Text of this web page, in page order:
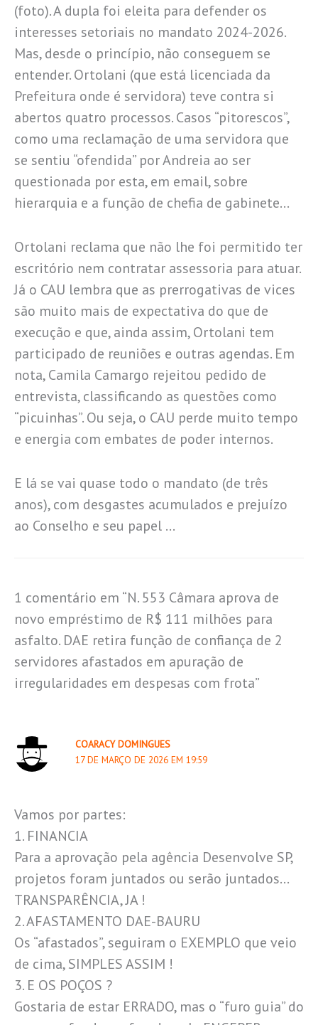
(foto). A dupla foi eleita para defender os
interesses setoriais no mandato 2024-2026.
Mas, desde o princípio, não conseguem se
entender. Ortolani (que está licenciada da
Prefeitura onde é servidora) teve contra si
abertos quatro processos. Casos “pitorescos”,
como uma reclamação de uma servidora que
se sentiu “ofendida” por Andreia ao ser
questionada por esta, em email, sobre
hierarquia e a função de chefia de gabinete…
Ortolani reclama que não lhe foi permitido ter
escritório nem contratar assessoria para atuar.
Já o CAU lembra que as prerrogativas de vices
são muito mais de expectativa do que de
execução e que, ainda assim, Ortolani tem
participado de reuniões e outras agendas. Em
nota, Camila Camargo rejeitou pedido de
entrevista, classificando as questões como
“picuinhas”. Ou seja, o CAU perde muito tempo
e energia com embates de poder internos.
E lá se vai quase todo o mandato (de três
anos), com desgastes acumulados e prejuízo
ao Conselho e seu papel …
1 comentário em “N. 553 Câmara aprova de
novo empréstimo de R$ 111 milhões para
asfalto. DAE retira função de confiança de 2
servidores afastados em apuração de
irregularidades em despesas com frota”
COARACY DOMINGUES
17 DE MARÇO DE 2026 EM 19:59
Vamos por partes:
1. FINANCIA
Para a aprovação pela agência Desenvolve SP,
projetos foram juntados ou serão juntados…
TRANSPARÊNCIA, JA !
2. AFASTAMENTO DAE-BAURU
Os “afastados”, seguiram o EXEMPLO que veio
de cima, SIMPLES ASSIM !
3. E OS POÇOS ?
Gostaria de estar ERRADO, mas o “furo guia” do